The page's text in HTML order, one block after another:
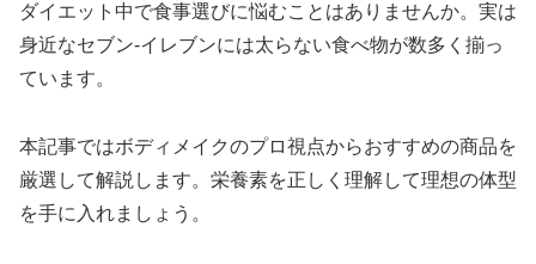
ダイエット中で食事選びに悩むことはありませんか。実は
身近なセブン-イレブンには太らない食べ物が数多く揃っ
ています。
本記事ではボディメイクのプロ視点からおすすめの商品を
厳選して解説します。栄養素を正しく理解して理想の体型
を手に入れましょう。